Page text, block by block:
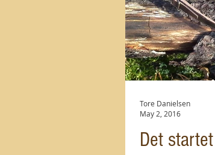
Det
Tore Danielsen
May 2, 2016